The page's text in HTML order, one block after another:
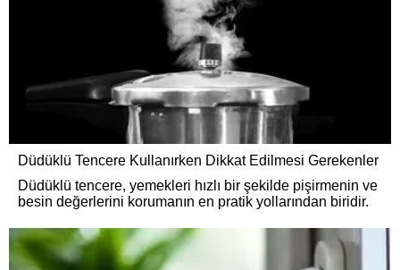
Düdüklü Tencere Kullanırken Dikkat Edilmesi Gerekenler
Düdüklü tencere, yemekleri hızlı bir şekilde pişirmenin ve
besin değerlerini korumanın en pratik yollarından biridir.